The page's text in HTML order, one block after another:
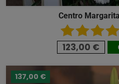
Centro
123,00 €
137,00 €